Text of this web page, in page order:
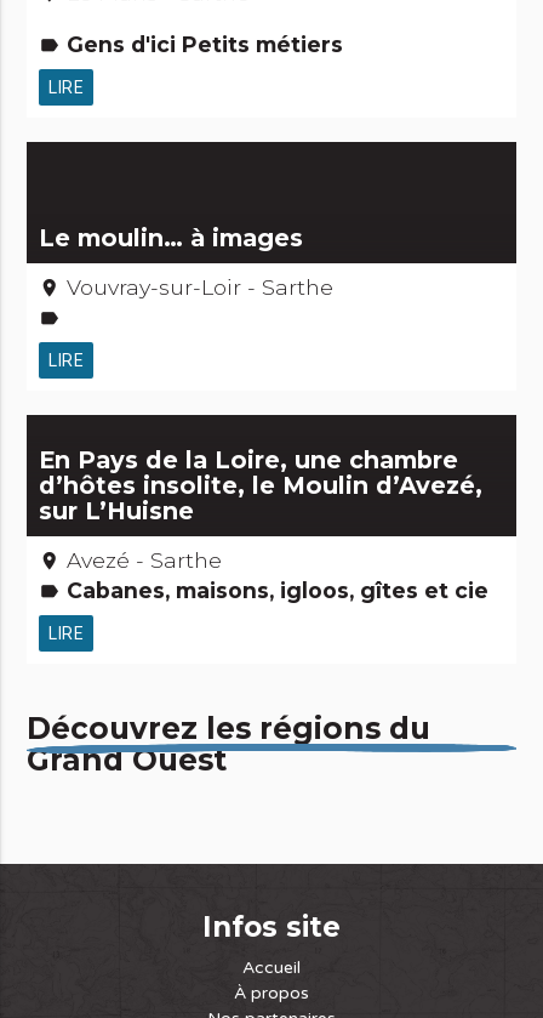
label Gens d'ici Petits métiers
LIRE
Le moulin… à images
place Vouvray-sur-Loir - Sarthe
label
LIRE
En Pays de la Loire, une chambre
d’hôtes insolite, le Moulin d’Avezé,
sur L’Huisne
place Avezé - Sarthe
label Cabanes, maisons, igloos, gîtes et cie
LIRE
Découvrez les régions du
Grand Ouest
Infos site
Accueil
À propos